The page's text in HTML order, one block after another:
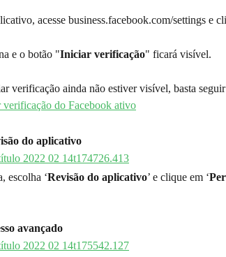
acesse business.facebook.com/settings e
e o botão "Iniciar verificação" ficará visível.
verificação ainda não estiver visível, basta
do aplicativo
escolha ‘Revisão do aplicativo’ e clique em ‘
avançado